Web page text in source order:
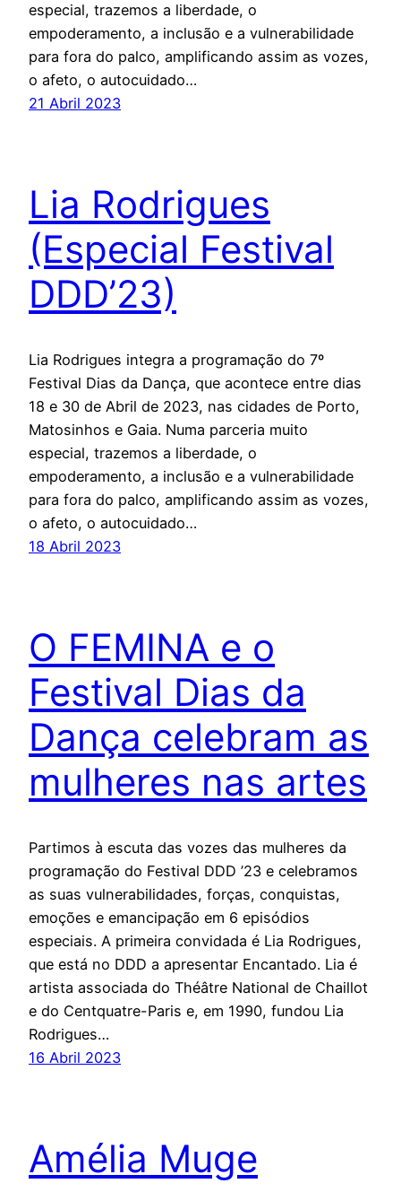
especial, trazemos a liberdade, o
empoderamento, a inclusão e a vulnerabilidade
para fora do palco, amplificando assim as vozes,
o afeto, o autocuidado…
21 Abril 2023
Lia Rodrigues
(Especial Festival
DDD’23)
Lia Rodrigues integra a programação do 7º
Festival Dias da Dança, que acontece entre dias
18 e 30 de Abril de 2023, nas cidades de Porto,
Matosinhos e Gaia. Numa parceria muito
especial, trazemos a liberdade, o
empoderamento, a inclusão e a vulnerabilidade
para fora do palco, amplificando assim as vozes,
o afeto, o autocuidado…
18 Abril 2023
O FEMINA e o
Festival Dias da
Dança celebram as
mulheres nas artes
Partimos à escuta das vozes das mulheres da
programação do Festival DDD ’23 e celebramos
as suas vulnerabilidades, forças, conquistas,
emoções e emancipação em 6 episódios
especiais. A primeira convidada é Lia Rodrigues,
que está no DDD a apresentar Encantado. Lia é
artista associada do Théâtre National de Chaillot
e do Centquatre-Paris e, em 1990, fundou Lia
Rodrigues…
16 Abril 2023
Amélia Muge